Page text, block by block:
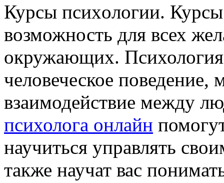
Курсы псиxoлoгии.
возможность для всех
окружающих.
человеческое
взаимодействие между
психолога онлайн
научиться управлять
также научат вас